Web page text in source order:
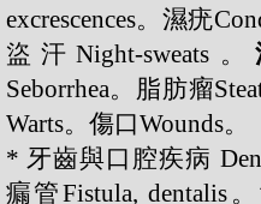
excrescences。濕疣
盜汗Night-sweats。
Seborrhea。脂肪瘤
Warts。傷口Wounds。
* 牙齒與口腔疾病
瘺管Fistula, dentalis